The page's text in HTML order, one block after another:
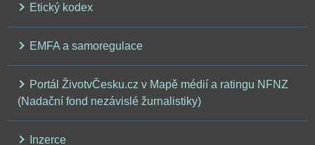
Etický kodex
EMFA a samoregulace
Portál ŽivotvČesku.cz v Mapě médií a ratingu NFNZ
(Nadační fond nezávislé žurnalistiky)
Inzerce